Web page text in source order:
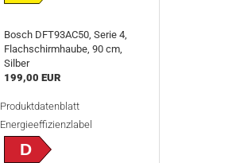
Bosch DFT93AC50, Serie 4,
Flachschirmhaube, 90 cm,
Silber
199,00 EUR
Produktdatenblatt
Energieeffizienzlabel
D